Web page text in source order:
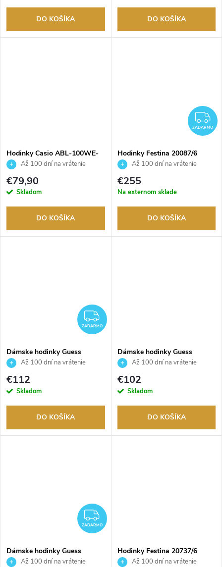
DO KOŠÍKA DO KOŠÍKA
Hodinky Casio ABL-100WE-
1BEFAž 100 dní na vrátenie
tovaru. Autorizovaný predajca.
€79,90
Skladom
DO KOŠÍKA
ZADARMO
Hodinky Festina 20087/6
Až 100 dní na vrátenie
tovaru. Autorizovaný predajca.
€255
Na externom sklade
DO KOŠÍKA
ZADARMO
ZADARMO
Dámske hodinky Guess
GW0997L1
Až 100 dní na vrátenie
tovaru. Autorizovaný predajca.
€112
Skladom
DO KOŠÍKA
Dámske hodinky Guess
GW0987L1
Až 100 dní na vrátenie
tovaru. Autorizovaný predajca.
€102
Skladom
DO KOŠÍKA
ZADARMO
ZADARMO
Dámske hodinky Guess
GW0931L1
Až 100 dní na vrátenie
Hodinky Festina 20737/6
Až 100 dní na vrátenie